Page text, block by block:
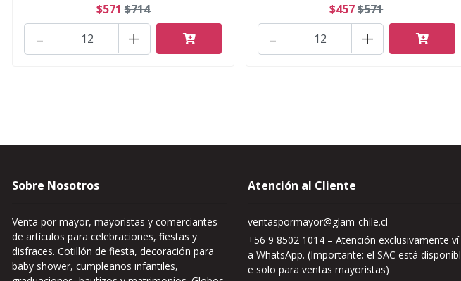
$571 $714
+
-
$457$571
+
-
Sobre Nosotros
Venta por mayor, mayoristas y comerciantes
de artículos para celebraciones, fiestas y
disfraces. Cotillón de fiesta, decoración para
baby shower, cumpleaños infantiles,
Atención al Cliente
ventaspormayor@glam-chile.cl
+56 9 8502 1014 – Atención exclusivamente ví
a WhatsApp. (Importante: el SAC está disponibl
e solo para ventas mayoristas)